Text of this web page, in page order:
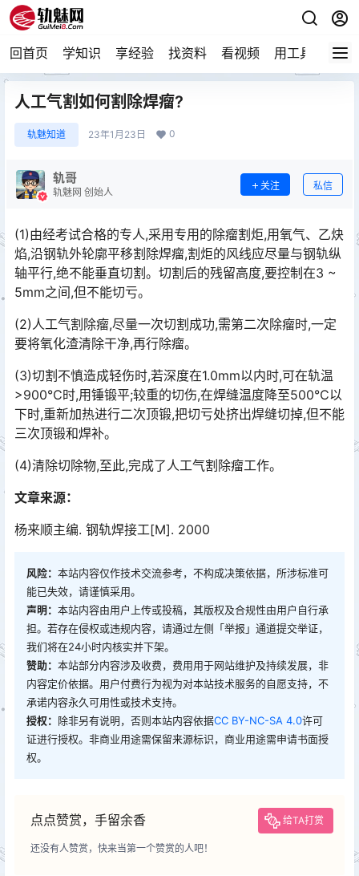
回首页 学知识 享经验 找资料 看视频 用工具 论技
人工气割如何割除焊瘤?
轨魅知道 23年1月23日 0
轨哥
轨魅网 创始人
关注 私信
(1)由经考试合格的专人,采用专用的除瘤割炬,用氧气、乙炔
焰,沿钢轨外轮廓平移割除焊瘤,割炬的风线应尽量与钢轨纵
轴平行,绝不能垂直切割。切割后的残留高度,要控制在3 ~
5mm之间,但不能切亏。󠅅󠅃󠄵󠅂󠄪󠇖󠆨󠆨󠇕󠆞󠆒󠅬󠇘󠆭󠆘󠇙󠆝󠅵󠇗󠆭󠆁󠄐󠇗󠅹󠅸󠇖󠆍󠅳󠇖󠅹󠅰󠇖󠆌󠅹
(2)人工气割除瘤,尽量一次切割成功,需第二次除瘤时,一定
要将氧化渣清除干净,再行除瘤。
(3)切割不慎造成轻伤时,若深度在1.0mm以内时,可在轨温
>900℃时,用锤锻平;较重的切伤,在焊缝温度降至500℃以
下时,重新加热进行二次顶锻,把切亏处挤出焊缝切掉,但不能
三次顶锻和焊补。󠅅󠅃󠄵󠅂󠄪󠇖󠆨󠆨󠇕󠆞󠆒󠅬󠇘󠆭󠆘󠇙󠆝󠅵󠇗󠆭󠆁󠄐󠇗󠅹󠅸󠇖󠆍󠅳󠇖󠅹󠅰󠇖󠆌󠅹
(4)清除切除物,至此,完成了人工气割除瘤工作。
文章来源：
杨来顺主编. 钢轨焊接工[M]. 2000
风险： 本站内容仅作技术交流参考，不构成决策依据，所涉标准可
能已失效，请谨慎采用。
声明： 本站内容由用户上传或投稿，其版权及合规性由用户自行承
担。若存在侵权或违规内容，请通过左侧「举报」通道提交举证，
我们将在24小时内核实并下架。
赞助： 本站部分内容涉及收费，费用用于网站维护及持续发展，非
内容定价依据。用户付费行为视为对本站技术服务的自愿支持，不
承诺内容永久可用性或技术支持。
授权： 除非另有说明，否则本站内容依据CC BY-NC-SA 4.0许可
证进行授权。非商业用途需保留来源标识，商业用途需申请书面授
权。
点点赞赏，手留余香 给TA打赏
还没有人赞赏，快来当第一个赞赏的人吧！